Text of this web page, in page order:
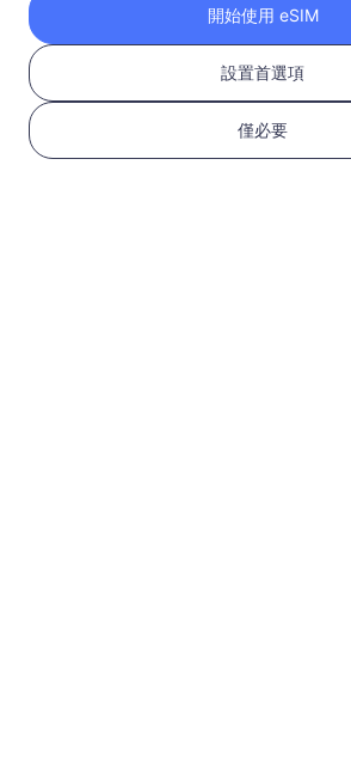
更多
開始使用 eSIM
設置首選項
僅必要